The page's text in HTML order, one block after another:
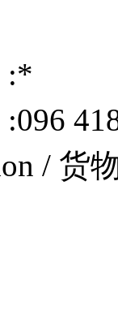
:*
:096
/ 货